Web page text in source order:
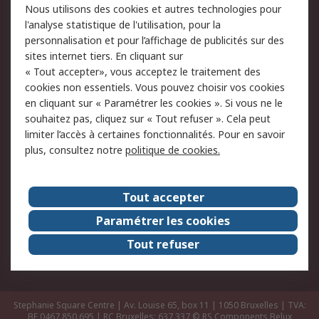
Retours
Support technique
Track & trace
Legal
Politique de cookies
Sécurité des e-mails
Politique de protection
des données - Mise à
jour
Conditions générales
de vente
A propos de RS
Le groupe RS Group
A propos de RS
RS dans le monde
Travaillez chez RS
ESG
Stephanie Square Centre | Av. Louise 65, box 11 | 1050 Bruxelles | TVA:
Nous utilisons des cookies et autres technologies pour
l'analyse statistique de l'utilisation, pour la
personnalisation et pour l’affichage de publicités sur des
sites internet tiers. En cliquant sur
« Tout accepter», vous acceptez le traitement des
cookies non essentiels. Vous pouvez choisir vos cookies
en cliquant sur « Paramétrer les cookies ». Si vous ne le
souhaitez pas, cliquez sur « Tout refuser ». Cela peut
limiter l’accès à certaines fonctionnalités. Pour en savoir
plus, consultez notre politique de cookies.
Tout accepter
Paramétrer les cookies
Tout refuser